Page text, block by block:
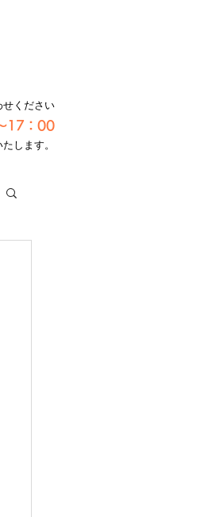
せください
17：00
します。